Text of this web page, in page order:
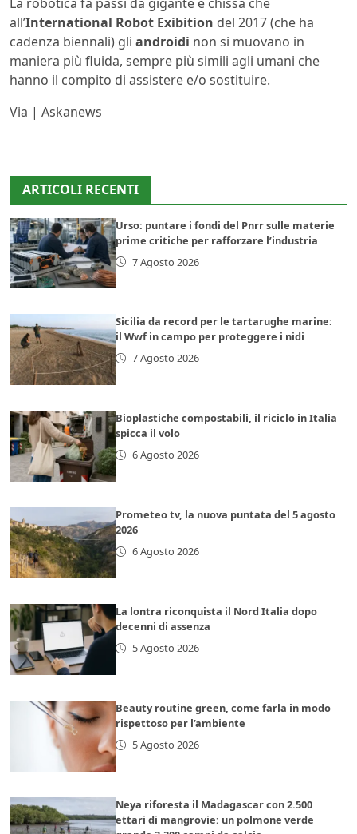
all’International Robot Exibition del 2017 (che ha
cadenza biennali) gli androidi non si muovano in
maniera più fluida, sempre più simili agli umani che
hanno il compito di assistere e/o sostituire.
Via | Askanews
ARTICOLI RECENTI
Urso: puntare i fondi del Pnrr sulle materie
prime critiche per rafforzare l’industria
7 Agosto 2026
Sicilia da record per le tartarughe marine:
il Wwf in campo per proteggere i nidi
7 Agosto 2026
Bioplastiche compostabili, il riciclo in Italia
spicca il volo
6 Agosto 2026
Prometeo tv, la nuova puntata del 5 agosto
2026
6 Agosto 2026
La lontra riconquista il Nord Italia dopo
decenni di assenza
5 Agosto 2026
Beauty routine green, come farla in modo
rispettoso per l’ambiente
5 Agosto 2026
Neya riforesta il Madagascar con 2.500
ettari di mangrovie: un polmone verde